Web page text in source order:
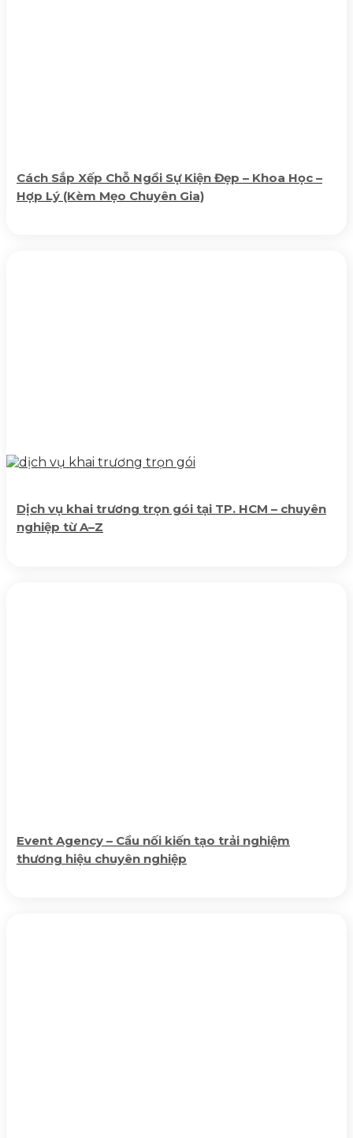
Cách Sắp Xếp Chỗ Ngồi Sự Kiện Đẹp – Khoa Học –
Hợp Lý (Kèm Mẹo Chuyên Gia)
Dịch vụ khai trương trọn gói tại TP. HCM – chuyên
nghiệp từ A–Z
Event Agency – Cầu nối kiến tạo trải nghiệm
thương hiệu chuyên nghiệp